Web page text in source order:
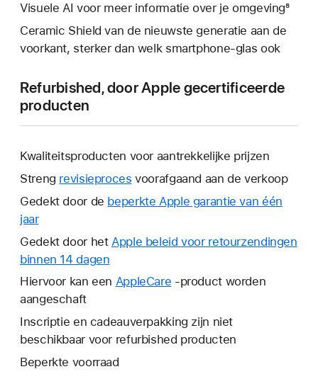
Visuele AI voor meer informatie over je omgeving⁸
Ceramic Shield van de nieuwste generatie aan de
voorkant, sterker dan welk smartphone-glas ook
Refurbished, door Apple gecertificeerde
producten
Kwaliteitsproducten voor aantrekkelijke prijzen
Streng revisieproces voorafgaand aan de verkoop
Gedekt door de beperkte Apple garantie van één
jaarHierdoor
wordt
er
nieuw
venster
geopend.
Gedekt door het Apple beleid voor retourzendingen
binnen 14 dagen
wordt
nieuw
venster
geopend.
Hiervoor kan een AppleCare Hierdoor
er
een
-product worden
aangeschaft
Inscriptie en cadeauverpakking zijn niet
beschikbaar voor refurbished producten
Beperkte voorraad